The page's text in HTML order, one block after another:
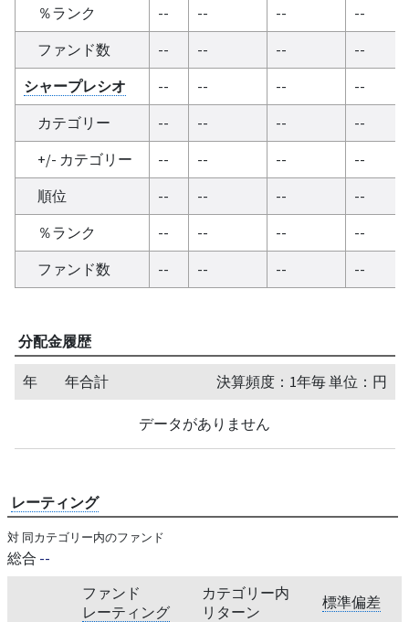
％ランク -- -- --
--
ファンド数
-- -- --
--
シャープレシオ
-- -- --
--
カテゴリー
-- -- --
--
+/- カテゴリー
-- -- --
--
順位
-- -- --
--
％ランク
-- -- --
--
ファンド数
-- -- -- --
分配金履歴
年 年合計 決算頻度：1年毎 単位：円
データがありません
レーティング
対 同カテゴリー内のファンド
総合 --
ファンド
レーティング
カテゴリー内
リターン
標準偏差